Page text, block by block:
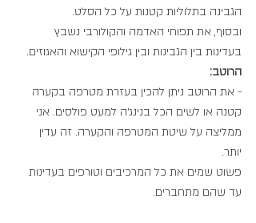
הגבינה בתלוליות קטנות על כל הסלט.
ובסוף, את תפוחי האדמה והקולורבי נשבץ
בעדינות בין הגבינות ובין גילופי הקישוא והאגוזים.
הרוטב:
- את הרוטב ניתן להכין בעזרת מטרפה בקערה
קטנה או לשים הכל בנינג׳ה למעט פולסים. אני
ממליצה על שיטת המטרפה והקערה. זה עדין
יותר.
פשוט שמים את כל המרכיבים וטורפים בעדינות
עד שהם מתחברים.